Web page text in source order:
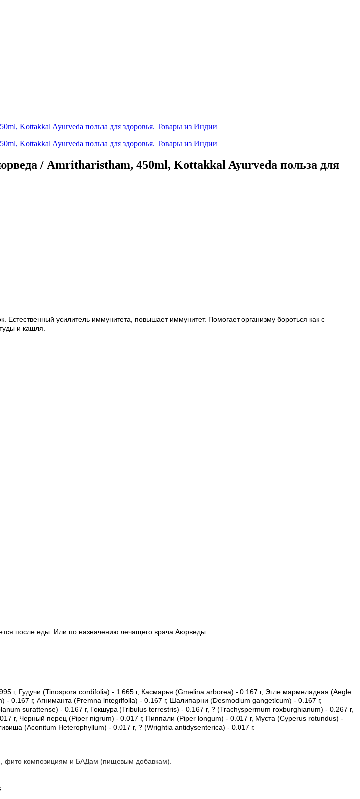
/ Amritharistham, 450ml, Kottakkal Ayurveda польза для
усилитель иммунитета, повышает иммунитет. Помогает организму бороться как с
и кашля.
после еды. Или по назначению лечащего врача Аюрведы.
г, Гудучи (Tinospora cordifolia) - 1.665 г, Касмарья (Gmelina arborea) - 0.167 г, Эгле мармеладная (Aegle
0.167 г, Агниманта (Premna integrifolia) - 0.167 г, Шалипарни (Desmodium gangeticum) - 0.167 г,
surattense) - 0.167 г, Гокшура (Tribulus terrestris) - 0.167 г, ? (Trachyspermum roxburghianum) - 0.267 г,
г, Черный перец (Piper nigrum) - 0.017 г, Пиппали (Piper longum) - 0.017 г, Муста (Cyperus rotundus) -
(Aconitum Heterophyllum) - 0.017 г, ? (Wrightia antidysenterica) - 0.017 г.
фито композициям и БАДам (пищевым добавкам).